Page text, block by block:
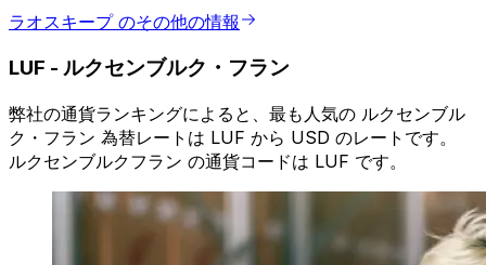
ラオスキープ のその他の情報
LUF - ルクセンブルク・フラン
弊社の通貨ランキングによると、最も人気の ルクセンブル
ク・フラン 為替レートは LUF から USD のレートです。
ルクセンブルクフラン の通貨コードは LUF です。